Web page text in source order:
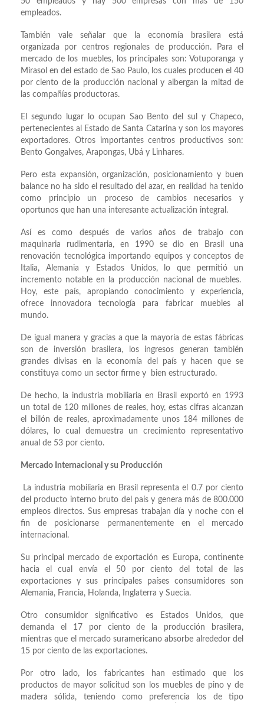
empleados.
También vale señalar que la economía brasilera está
organizada por centros regionales de producción. Para el
mercado de los muebles, los principales son: Votuporanga y
Mirasol en del estado de Sao Paulo, los cuales producen el 40
por ciento de la producción nacional y albergan la mitad de
las compañías productoras.
El segundo lugar lo ocupan Sao Bento del sul y Chapeco,
pertenecientes al Estado de Santa Catarina y son los mayores
exportadores. Otros importantes centros productivos son:
Bento Gongalves, Arapongas, Ubá y Linhares.
Pero esta expansión, organización, posicionamiento y buen
balance no ha sido el resultado del azar, en realidad ha tenido
como principio un proceso de cambios necesarios y
oportunos que han una interesante actualización integral.
Así es como después de varios años de trabajo con
maquinaria rudimentaria, en 1990 se dio en Brasil una
renovación tecnológica importando equipos y conceptos de
Italia, Alemania y Estados Unidos, lo que permitió un
incremento notable en la producción nacional de muebles.
Hoy, este país, apropiando conocimiento y experiencia,
ofrece innovadora tecnología para fabricar muebles al
mundo.
De igual manera y gracias a que la mayoría de estas fábricas
son de inversión brasilera, los ingresos generan también
grandes divisas en la economía del país y hacen que se
constituya como un sector firme y bien estructurado.
De hecho, la industria mobiliaria en Brasil exportó en 1993
un total de 120 millones de reales, hoy, estas cifras alcanzan
el billón de reales, aproximadamente unos 184 millones de
dólares, lo cual demuestra un crecimiento representativo
anual de 53 por ciento.
Mercado Internacional y su Producción
La industria mobiliaria en Brasil representa el 0.7 por ciento
del producto interno bruto del país y genera más de 800.000
empleos directos. Sus empresas trabajan día y noche con el
fin de posicionarse permanentemente en el mercado
internacional.
Su principal mercado de exportación es Europa, continente
hacia el cual envía el 50 por ciento del total de las
exportaciones y sus principales países consumidores son
Alemania, Francia, Holanda, Inglaterra y Suecia.
Otro consumidor significativo es Estados Unidos, que
demanda el 17 por ciento de la producción brasilera,
mientras que el mercado suramericano absorbe alrededor del
15 por ciento de las exportaciones.
Por otro lado, los fabricantes han estimado que los
productos de mayor solicitud son los muebles de pino y de
madera sólida, teniendo como preferencia los de tipo